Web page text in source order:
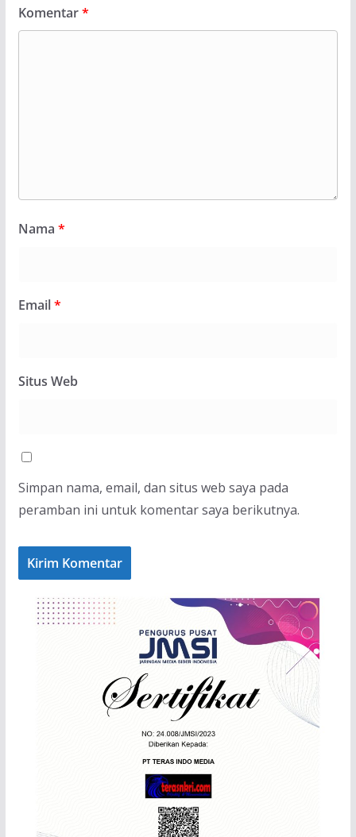
Komentar*
Nama *
Email*
Situs Web
Simpan nama, email, dan situs web saya pada
peramban ini untuk komentar saya berikutnya.